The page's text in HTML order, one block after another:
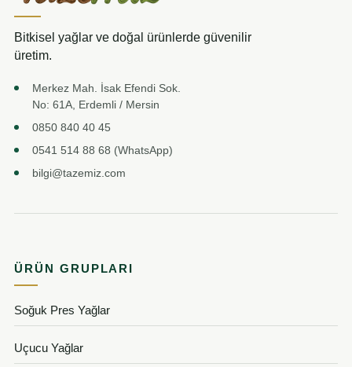
Bitkisel yağlar ve doğal ürünlerde güvenilir
üretim.
Merkez Mah. İsak Efendi Sok.
No: 61A, Erdemli / Mersin
0850 840 40 45
0541 514 88 68 (WhatsApp)
bilgi@tazemiz.com
ÜRÜN GRUPLARI
Soğuk Pres Yağlar
Uçucu Yağlar